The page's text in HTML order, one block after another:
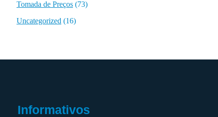
Tomada de Preços(73)
Uncategorized (16)
Informativos